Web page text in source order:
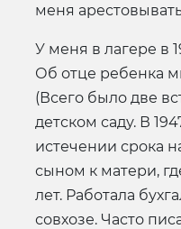
меня
У меня в лагере в
Об отце ребенка
(Всего было две
детском саду. В
истечении срока
сыном к матери,
лет. Работала
совхозе. Часто